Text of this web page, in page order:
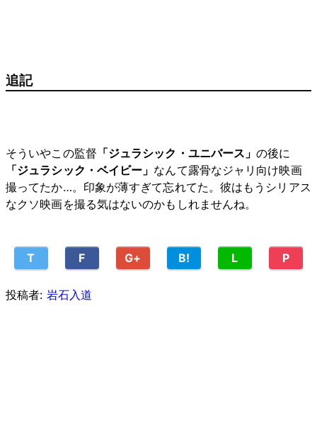
追記
そういやこの監督 「ジュラシック・ユニバース」の後に
「ジュラシック・ベイビー」 なんて露骨なジャリ向け映画
撮ってたか…。印象が薄すぎて忘れてた。彼はもうシリアス
なクソ映画を撮る気はないのかもしれませんね。
T F G+ B! L P
投稿者: 岩石入道